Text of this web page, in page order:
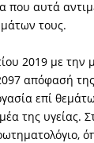
που αυτά
τους.
2019 με την
απόφασή
επί
της υγείας.